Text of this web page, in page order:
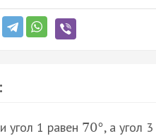
угол 1 равен 70°, а угол